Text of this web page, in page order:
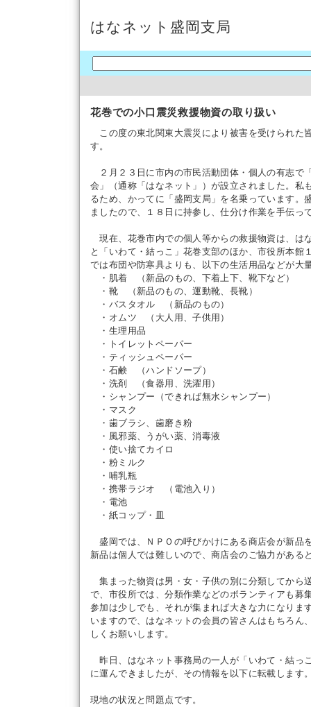
はなネット盛岡支局
花巻での小口震災救援物資の取り扱い
この度の東北関東大震災により被害を受けられた
す。
２月２３日に市内の市民活動団体・個人の有志で
会」（通称「はなネット」）が設立されました。私
るため、かってに「盛岡支局」を名乗っています。
ましたので、１８日に持参し、仕分け作業を手伝っ
現在、花巻市内での個人等からの救援物資は、は
と「いわて・結っこ」花巻支部のほか、市役所本館
では布団や防寒具よりも、以下の生活用品などが大
・肌着 （新品のもの、下着上下、靴下など）
・靴 （新品のもの、運動靴、長靴）
・バスタオル （新品のもの）
・オムツ （大人用、子供用）
・生理用品
・トイレットペーパー
・ティッシュペーパー
・石鹸 （ハンドソープ）
・洗剤 （食器用、洗濯用）
・シャンプー（できれば無水シャンプー）
・マスク
・歯ブラシ、歯磨き粉
・風邪薬、うがい薬、消毒液
・使い捨てカイロ
・粉ミルク
・哺乳瓶
・携帯ラジオ （電池入り）
・電池
・紙コップ・皿
盛岡では、ＮＰＯの呼びかけにある商店会が新品
新品は個人では難しいので、商店会のご協力がある
集まった物資は男・女・子供の別に分類してから
で、市役所では、分類作業などのボランティアも募
参加は少しでも、それが集まれば大きな力になりま
いますので、はなネットの会員の皆さんはもちろん
しくお願いします。
昨日、はなネット事務局の一人が「いわて・結っ
に運んできましたが、その情報を以下に転載します
現地の状況と問題点です。